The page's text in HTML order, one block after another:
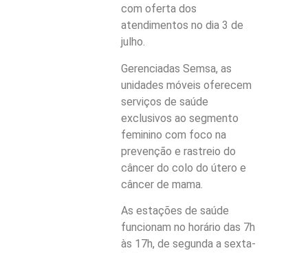
com oferta dos
atendimentos no dia 3 de
julho.
Gerenciadas Semsa, as
unidades móveis oferecem
serviços de saúde
exclusivos ao segmento
feminino com foco na
prevenção e rastreio do
câncer do colo do útero e
câncer de mama.
As estações de saúde
funcionam no horário das 7h
às 17h, de segunda a sexta-